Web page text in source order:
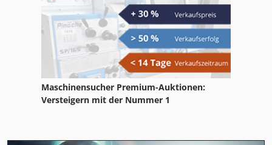
Maschinensucher Premium-Auktionen:
Versteigern mit der Nummer 1